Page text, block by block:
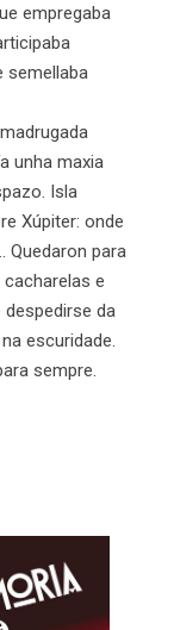
empregaba
semellaba
unha maxia
Isla
Xúpiter: onde
Quedaron para
e
da
escuridade.
sempre.